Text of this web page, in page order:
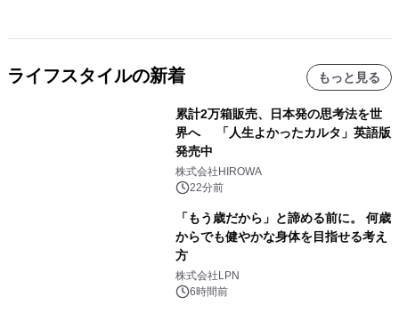
ライフスタイルの新着 もっと見る
累計2万箱販売、日本発の思考法を世
界へ 「人生よかったカルタ」英語版
発売中
株式会社HIROWA
22分前
「もう歳だから」と諦める前に。 何歳
からでも健やかな身体を目指せる考え
方
株式会社LPN
6時間前